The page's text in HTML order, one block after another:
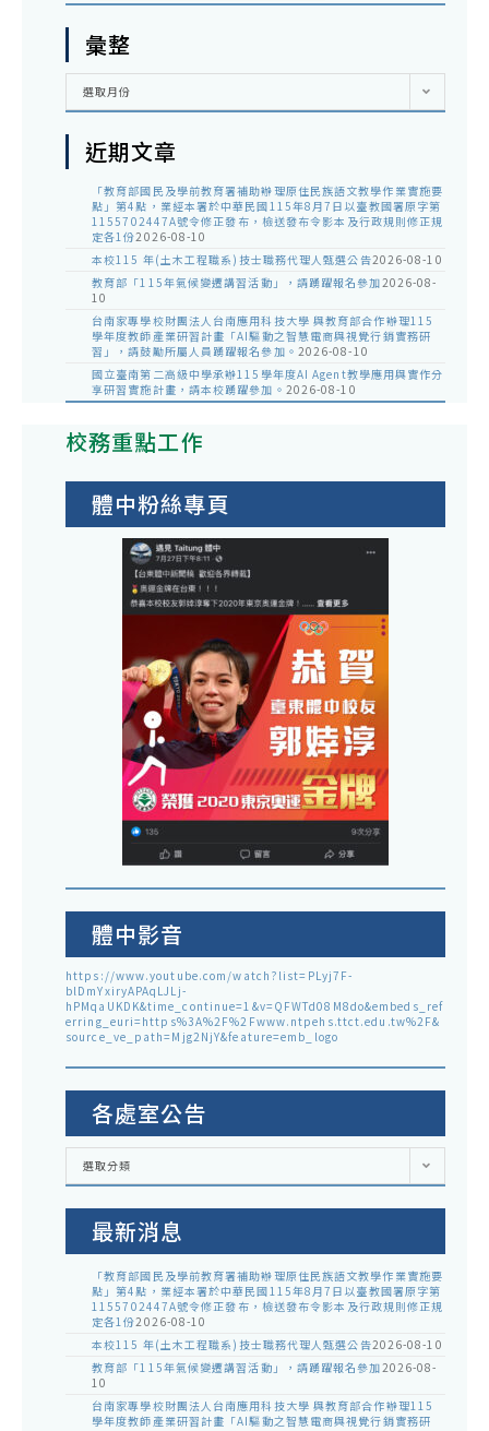
彙整
彙
選取月份
近期文章
「教育部國民及學前教育署補助辦理原住民族語文教學作業實施要
點」第4點，業經本署於中華民國115年8月7日以臺教國署原字第
1155702447A號令修正發布，檢送發布令影本及行政規則修正規
定各1份2026-08-10
本校115 年(土木工程職系)技士職務代理人甄選公告2026-08-10
教育部「115年氣候變遷講習活動」，請踴躍報名參加2026-08-
10
台南家專學校財團法人台南應用科技大學 與教育部合作辦理115
學年度教師產業研習計畫「AI驅動之智慧電商與視覺行銷實務研
習」，請鼓勵所屬人員踴躍報名參加。 2026-08-10
國立臺南第二高級中學承辦115學年度AI Agent教學應用與實作分
享研習實施計畫，請本校踴躍參加。 2026-08-10
校務重點工作
體中粉絲專頁
體中影音
https://www.youtube.com/watch?list=PLyj7F-
blDmYxiryAPAqLJLj-
hPMqaUKDK&time_continue=1&v=QFWTd08M8do&embeds_ref
erring_euri=https%3A%2F%2Fwww.ntpehs.ttct.edu.tw%2F&
source_ve_path=Mjg2NjY&feature=emb_logo
各處室公告
各
室
告
選取分類
最新消息
「教育部國民及學前教育署補助辦理原住民族語文教學作業實施要
點」第4點，業經本署於中華民國115年8月7日以臺教國署原字第
1155702447A號令修正發布，檢送發布令影本及行政規則修正規
定各1份2026-08-10
本校115 年(土木工程職系)技士職務代理人甄選公告2026-08-10
教育部「115年氣候變遷講習活動」，請踴躍報名參加2026-08-
10
台南家專學校財團法人台南應用科技大學 與教育部合作辦理115
學年度教師產業研習計畫「AI驅動之智慧電商與視覺行銷實務研